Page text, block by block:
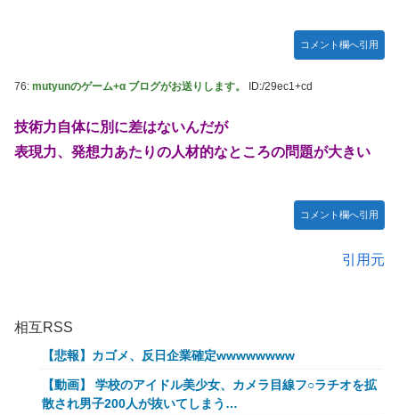
コメント欄へ引用
76: mutyunのゲーム+α ブログがお送りします。 ID:/29ec1+cd
技術力自体に別に差はないんだが
表現力、発想力あたりの人材的なところの問題が大きい
コメント欄へ引用
引用元
相互RSS
【悲報】カゴメ、反日企業確定wwwwwwww
【動画】 学校のアイドル美少女、カメラ目線フ○ラチオを拡
散され男子200人が抜いてしまう…